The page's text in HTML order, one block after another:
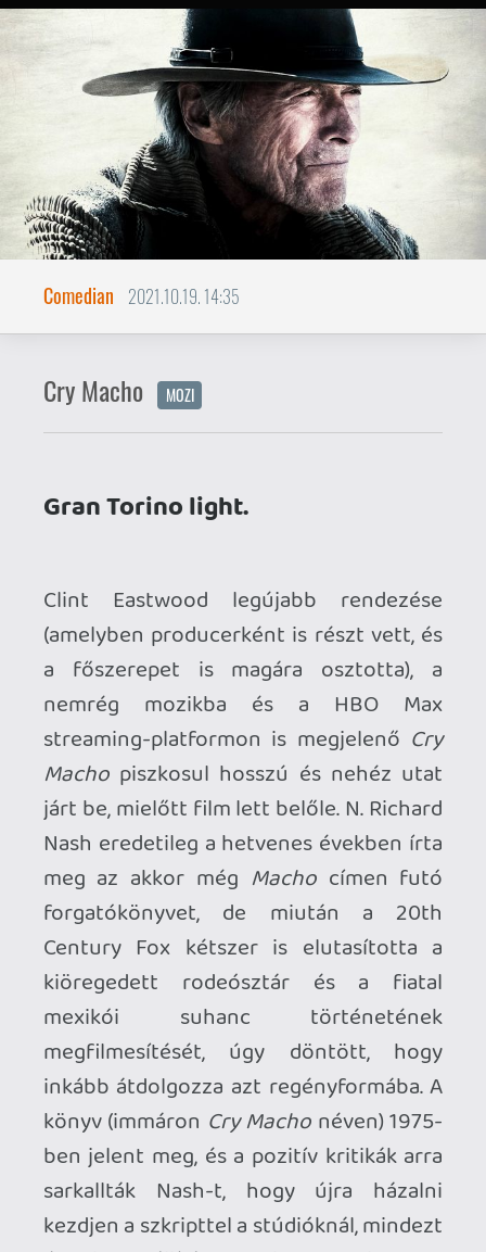
Cry Macho
Gran Torino light.
Clint Eastwood legújabb rendezése
(amelyben producerként is részt vett, és
a főszerepet is magára osztotta), a
streaming-platformon is megjelenő
Machopiszkosul hosszú és nehéz utat
Nash eredetileg a hetvenes években írta
meg az akkor mégMacho
forgatókönyvet, de miután a 20th
kiöregedett rodeósztár és a fiatal
mexikói suhanc történetének
könyv (immáronCry Machonéven) 1975-
ben jelent meg, és a pozitív kritikák arra
sarkallták Nash-t, hogy újra házalni
kezdjen a szkripttel a stúdióknál, mindezt
úgy, hogy állítása szerint egyetlen egy
szót sem változtatott meg benne. 2000-
ben bekövetkezett halála előtt számos
nagy filmes cégnek adta el a
forgatókönyvet, de az adaptáció csak
nem akart megszületni, bár sokszor
csupán karnyújtásnyira volt a projekt
megvalósulása, de a sors és a különböző
események szerencsétlen együtt állása
minduntalan éket vert az adaptálás
feladatát magára vállaló Albert S. Ruddy
producer tervei és a kőkemény valóság
közé.